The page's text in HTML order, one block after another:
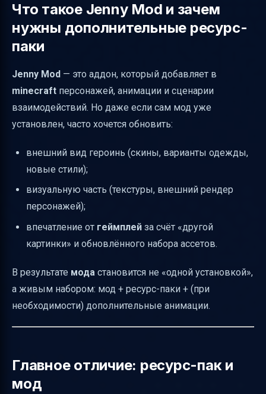
Какие именно персонажи часто получают
новые скины
Активация: как понять, что пакет реально
работает
Бонус: маленький лайфхак для порядка в
установках
Итог
Что такое Jenny Mod и зачем
нужны дополнительные ресурс-
паки
Jenny Mod — это аддон, который добавляет в
minecraft персонажей, анимации и сценарии
взаимодействий. Но даже если сам мод уже
установлен, часто хочется обновить:
внешний вид героинь (скины, варианты одежды,
новые стили);
визуальную часть (текстуры, внешний рендер
персонажей);
впечатление от геймплей за счёт «другой
картинки» и обновлённого набора ассетов.
В результате мода становится не «одной установкой»,
а живым набором: мод + ресурс-паки + (при
необходимости) дополнительные анимации.
Главное отличие: ресурс-пак и
мод